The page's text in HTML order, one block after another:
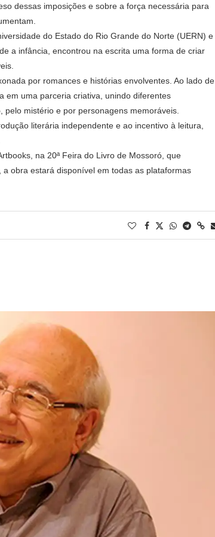
dessas imposições e sobre a força necessária para
do Estado do Rio Grande do Norte (UERN) e
a infância, encontrou na escrita uma forma de criar
por romances e histórias envolventes. Ao lado de
em uma parceria criativa, unindo diferentes
mistério e por personagens memoráveis.
literária independente e ao incentivo à leitura,
na 20ª Feira do Livro de Mossoró, que
obra estará disponível em todas as plataformas